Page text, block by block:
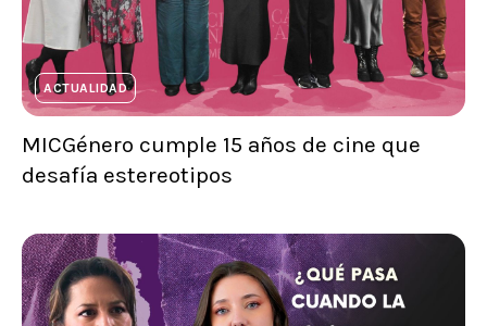
ACTUALIDAD
MICGénero cumple 15 años de cine que
desafía estereotipos